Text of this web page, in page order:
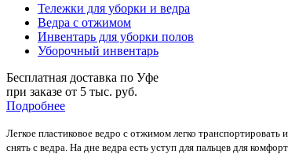
Тележки для уборки и ведра
Ведра с отжимом
Инвентарь для уборки полов
Уборочный инвентарь
Бесплатная доставка по Уфе
при заказе от 5 тыс. руб.
Подробнее
Легкое пластиковое ведро с отжимом легко
снять с ведра. На дне ведра есть уступ для пальцев для